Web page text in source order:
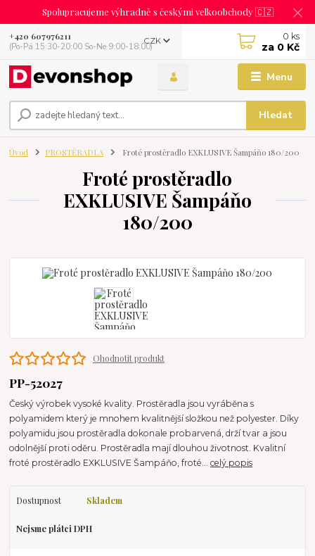
Spolupracujeme výhradně s českými velkoobchody 🇨🇿
Menu
CZK
Hledat
+420 607976211
(Po-Pá 15:30-20:00 So-Ne 9:00-18:00)
0 ks
za 0 Kč
Úvod PROSTĚRADLA Froté prostěradlo EXKLUSIVE Šampáňo 180/200
Froté prostěradlo
EXKLUSIVE Šampáňo
180/200
Ohodnotit produkt
PP-52027
Český výrobek vysoké kvality. Prostěradla jsou vyráběna s
polyamidem který je mnohem kvalitnější složkou než polyester. Díky
polyamidu jsou prostěradla dokonale probarvená, drží tvar a jsou
odolnější proti oděru. Prostěradla mají dlouhou životnost. Kvalitní
froté prostěradlo EXKLUSIVE Šampáňo, froté...celý popis
Dostupnost Skladem
Nejsme plátci DPH